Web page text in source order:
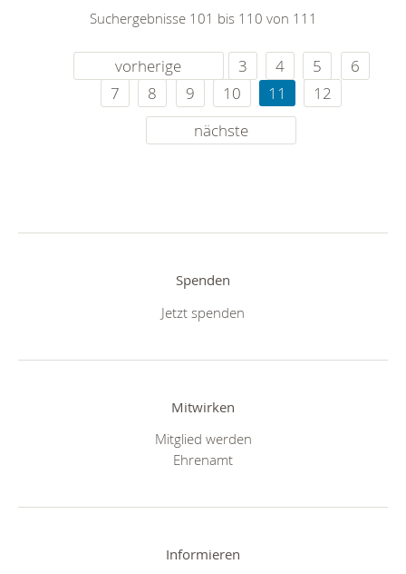
Suchergebnisse 101 bis 110 von 111
vorherige 3 4 5
6
7
8 9 10 11
12
nächste
Spenden
Jetzt spenden
Mitwirken
Mitglied werden
Ehrenamt
Informieren